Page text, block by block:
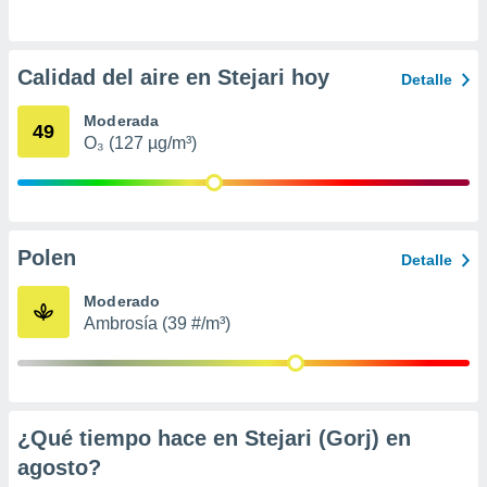
momento
en
de
perfiles
Calidad del aire en Stejari hoy Detalle
49 Moderada
O₃ (127 µg/m³)
Polen Detalle
Moderado
Ambrosía (39 #/m³)
¿Qué tiempo hace en Stejari (Gorj) en
agosto?